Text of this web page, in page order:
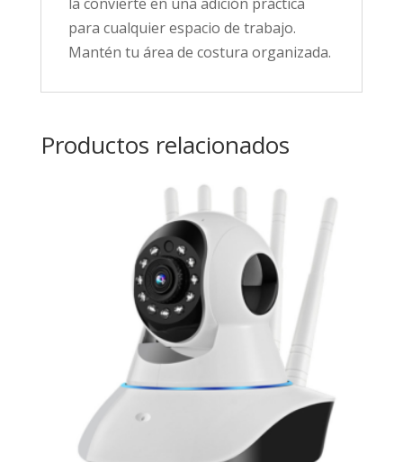
para cualquier espacio de trabajo.
Mantén tu área de costura organizada.
Productos relacionados